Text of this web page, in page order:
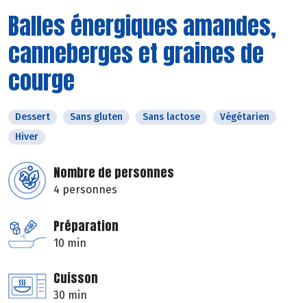
Balles énergiques amandes,
canneberges et graines de
courge
Dessert Sans gluten Sans lactose
Végétarien
Hiver
Nombre de personnes
4 personnes
Préparation
10 min
Cuisson
30 min